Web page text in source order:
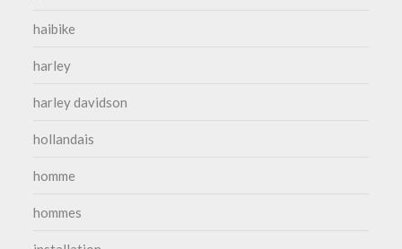
haibike
harley
harley davidson
hollandais
homme
hommes